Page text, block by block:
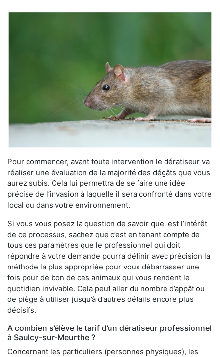
Pour commencer, avant toute intervention le dératiseur va
réaliser une évaluation de la majorité des dégâts que vous
aurez subis. Cela lui permettra de se faire une idée
précise de l’invasion à laquelle il sera confronté dans votre
local ou dans votre environnement.
Si vous vous posez la question de savoir quel est l’intérêt
de ce processus, sachez que c’est en tenant compte de
tous ces paramètres que le professionnel qui doit
répondre à votre demande pourra définir avec précision la
méthode la plus appropriée pour vous débarrasser une
fois pour de bon de ces animaux qui vous rendent le
quotidien invivable. Cela peut aller du nombre d’appât ou
de piège à utiliser jusqu’à d’autres détails encore plus
décisifs.
A combien s’élève le tarif d’un dératiseur professionnel
à Saulcy-sur-Meurthe ?
Concernant les particuliers (personnes physiques), les